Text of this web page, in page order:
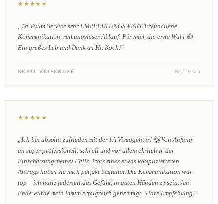
★★★★★
„1a Visum Service sehr EMPFEHLUNGSWERT. Freundliche
Kommunikation, reibungsloser Ablauf. Für mich die erste Wahl 👍
Ein großes Lob und Dank an Hr. Koch!"
NEPAL-REISENDER Nepal-Visum
★★★★★
„Ich bin absolut zufrieden mit der 1A Visaagentur! 🙌 Von Anfang
an super professionell, schnell und vor allem ehrlich in der
Einschätzung meines Falls. Trotz eines etwas komplizierteren
Antrags haben sie mich perfekt begleitet. Die Kommunikation war
top – ich hatte jederzeit das Gefühl, in guten Händen zu sein. Am
Ende wurde mein Visum erfolgreich genehmigt. Klare Empfehlung!"